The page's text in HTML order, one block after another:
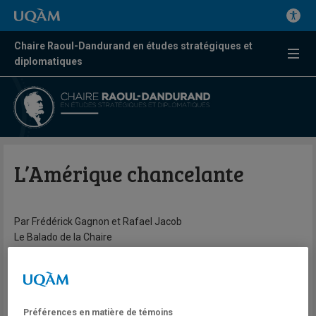
Chaire Raoul-Dandurand en études stratégiques et
diplomatiques
L’Amérique chancelante
Par Frédérick Gagnon et Rafael Jacob
Le Balado de la Chaire
Crise sociale, démocratique, économique, pandémique : en 2020,
les États-Unis ont semblé au bord du gouffre. Qu’en est-il
Préférences en matière de témoins